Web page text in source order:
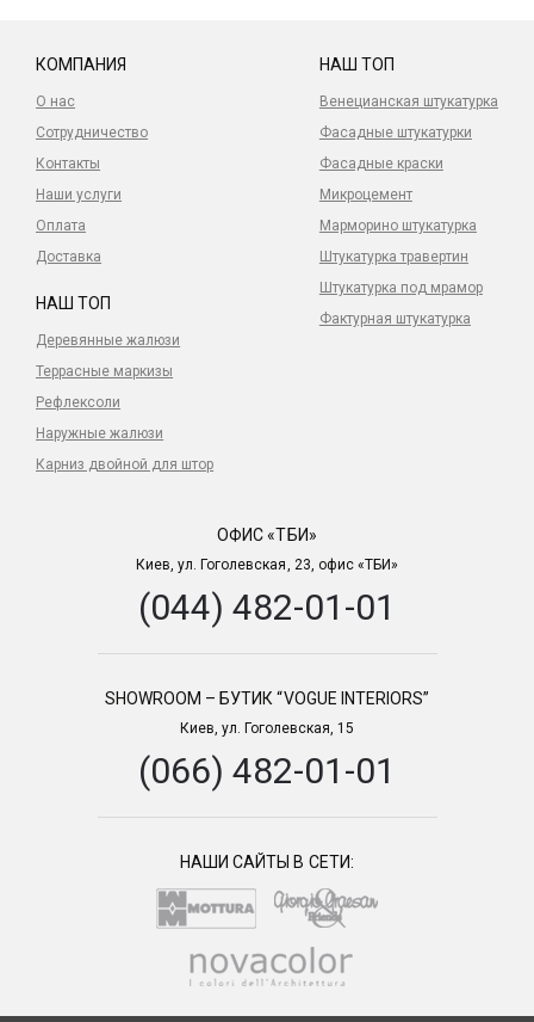
КОМПАНИЯ
О нас
Сотрудничество
Контакты
Наши услуги
Оплата
Доставка
НАШ ТОП
Венецианская штукатурка
Фасадные штукатурки
Фасадные краски
Микроцемент
Марморино штукатурка
Штукатурка травертин
Штукатурка под мрамор
Фактурная штукатурка
НАШ ТОП
Деревянные жалюзи
Террасные маркизы
Рефлексоли
Наружные жалюзи
Карниз двойной для штор
ОФИС «ТБИ»
Киев, ул. Гоголевская, 23, офис «ТБИ»
(044) 482-01-01
SHOWROOM – БУТИК “VOGUE INTERIORS”
Киев, ул. Гоголевская, 15
(066) 482-01-01
НАШИ САЙТЫ В СЕТИ: